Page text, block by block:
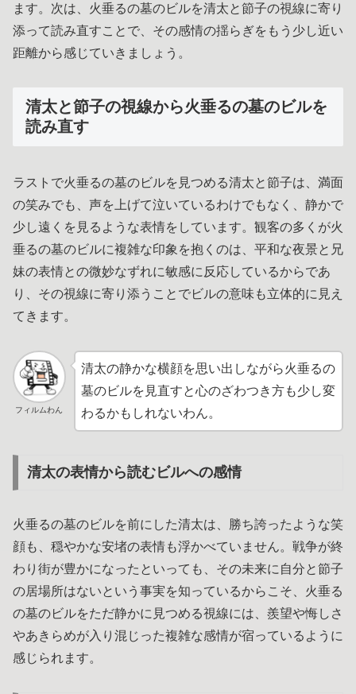
ます。次は、火垂るの墓のビルを清太と節子の視線に寄り
添って読み直すことで、その感情の揺らぎをもう少し近い
距離から感じていきましょう。
清太と節子の視線から火垂るの墓のビルを
読み直す
ラストで火垂るの墓のビルを見つめる清太と節子は、満面
の笑みでも、声を上げて泣いているわけでもなく、静かで
少し遠くを見るような表情をしています。観客の多くが火
垂るの墓のビルに複雑な印象を抱くのは、平和な夜景と兄
妹の表情との微妙なずれに敏感に反応しているからであ
り、その視線に寄り添うことでビルの意味も立体的に見え
てきます。
フィルムわん
清太の静かな横顔を思い出しながら火垂るの
墓のビルを見直すと心のざわつき方も少し変
わるかもしれないわん。
清太の表情から読むビルへの感情
火垂るの墓のビルを前にした清太は、勝ち誇ったような笑
顔も、穏やかな安堵の表情も浮かべていません。戦争が終
わり街が豊かになったといっても、その未来に自分と節子
の居場所はないという事実を知っているからこそ、火垂る
の墓のビルをただ静かに見つめる視線には、羨望や悔しさ
やあきらめが入り混じった複雑な感情が宿っているように
感じられます。